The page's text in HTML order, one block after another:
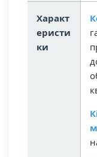
Характ
еристи
ки